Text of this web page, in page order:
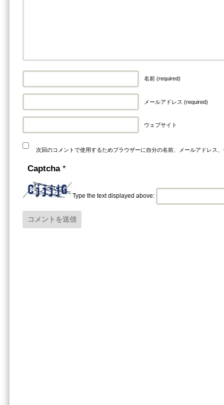
名前 (required)
メールアドレス (required)
ウェブサイト
次回のコメントで使用するためブラウザーに自分の名前、メールアドレス
Captcha *
Type the text displayed above: